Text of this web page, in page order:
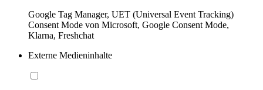
Google Tag Manager, UET (Universal Event Tracking)
Consent Mode von Microsoft, Google Consent Mode,
Klarna, Freshchat
Externe Medieninhalte